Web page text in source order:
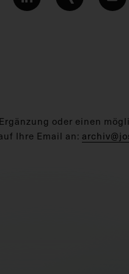
oder einen
Ihre Email an: